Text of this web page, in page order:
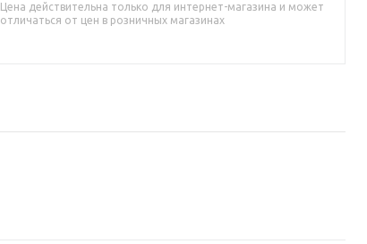
Цена действительна только для интернет-магазина и может
отличаться от цен в розничных магазинах